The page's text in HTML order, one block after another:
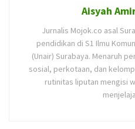
Aisyah
Jurnalis Mojok.co asal
pendidikan di S1 Ilmu
(Unair) Surabaya. Menaruh
sosial, perkotaan, dan
rutinitas liputan mengisi